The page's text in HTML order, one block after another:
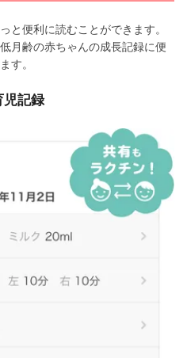
と便利に読むことができます。
月齢の赤ちゃんの成長記録に便
す。
児記録